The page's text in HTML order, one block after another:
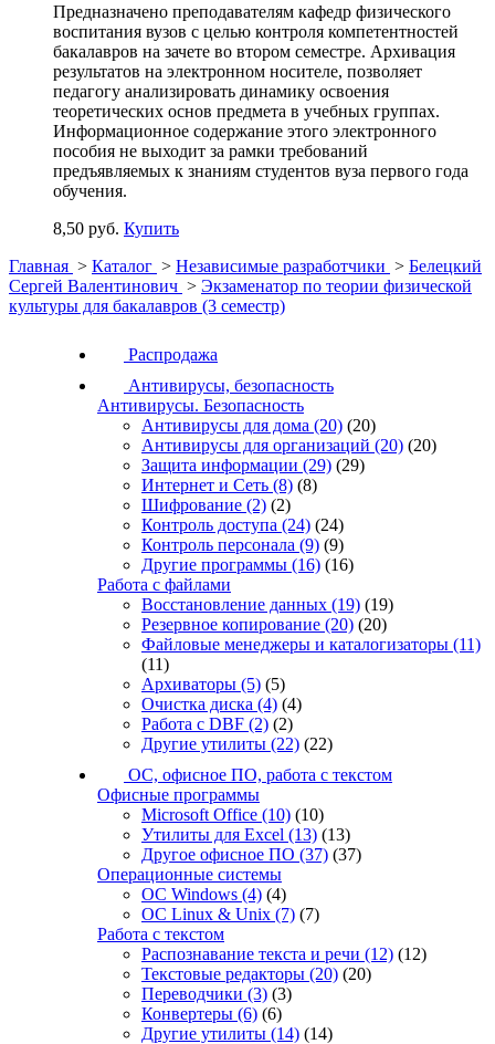
Предназначено преподавателям кафедр физического
воспитания вузов с целью контроля компетентностей
бакалавров на зачете во втором семестре. Архивация
результатов на электронном носителе, позволяет
педагогу анализировать динамику освоения
теоретических основ предмета в учебных группах.
Информационное содержание этого электронного
пособия не выходит за рамки требований
предъявляемых к знаниям студентов вуза первого года
обучения.
8,50 руб. Купить
Главная > Каталог > Независимые разработчики > Белецкий
Сергей Валентинович > Экзаменатор по теории физической
культуры для бакалавров (3 семестр)
Распродажа
Антивирусы, безопасность
Антивирусы. Безопасность
Антивирусы для дома (20) (20)
Антивирусы для организаций (20) (20)
Защита информации (29) (29)
Интернет и Сеть (8) (8)
Шифрование (2) (2)
Контроль доступа (24) (24)
Контроль персонала (9) (9)
Другие программы (16) (16)
Работа с файлами
Восстановление данных (19) (19)
Резервное копирование (20) (20)
Файловые менеджеры и каталогизаторы (11)
(11)
Архиваторы (5) (5)
Очистка диска (4) (4)
Работа с DBF (2) (2)
Другие утилиты (22) (22)
ОС, офисное ПО, работа с текстом
Офисные программы
Microsoft Office (10) (10)
Утилиты для Excel (13) (13)
Другое офисное ПО (37) (37)
Операционные системы
ОС Windows (4) (4)
ОС Linux & Unix (7) (7)
Работа с текстом
Распознавание текста и речи (12) (12)
Текстовые редакторы (20) (20)
Переводчики (3) (3)
Конвертеры (6) (6)
Другие утилиты (14) (14)